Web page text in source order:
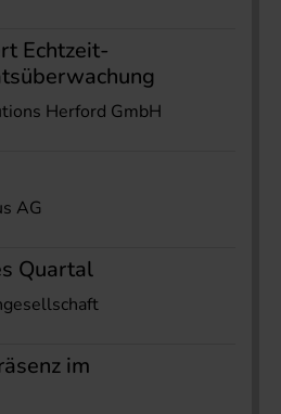
Echtzeit-
Herford GmbH
AG
Quartal
im